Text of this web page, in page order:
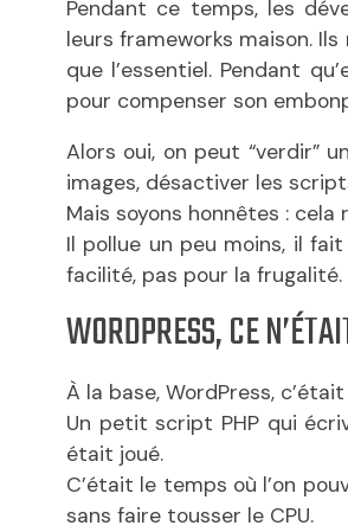
Pendant ce temps, les
leurs frameworks maison.
que l’essentiel. Pendant
pour compenser son
Alors oui, on peut “verdir”
images, désactiver les
Mais soyons honnêtes :
Il pollue un peu moins, il
facilité, pas pour la frugalité.
WORDPRESS, CE
À la base, WordPress,
Un petit script PHP qui
était joué.
C’était le temps où l’on
sans faire tousser le CPU.